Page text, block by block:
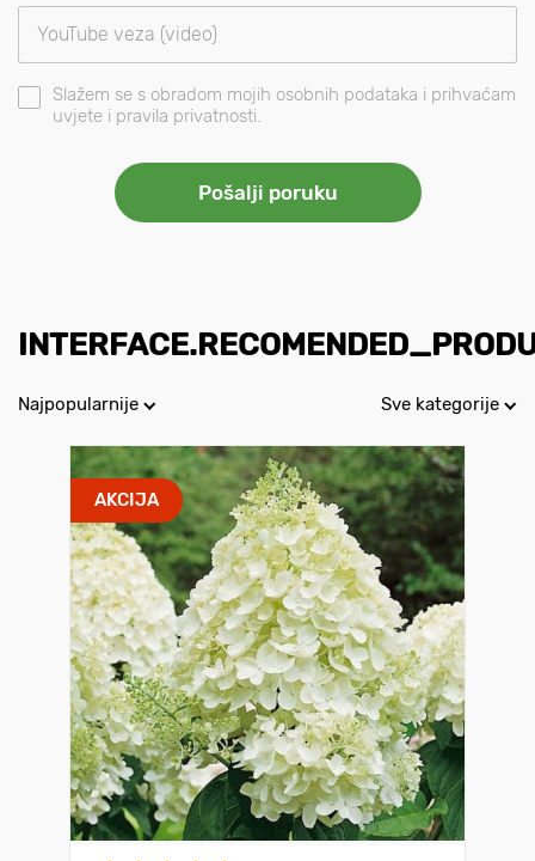
Slažem se s obradom mojih osobnih podataka i prihvaćam
uvjete i pravila privatnosti.
Najpopularnije Sve kategorije
AKCIJA